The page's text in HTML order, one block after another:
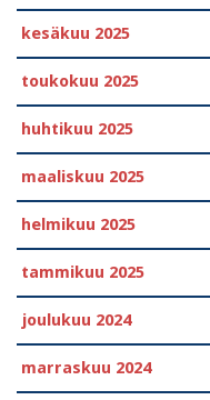
kesäkuu 2025
toukokuu 2025
huhtikuu 2025
maaliskuu 2025
helmikuu 2025
tammikuu 2025
joulukuu 2024
marraskuu 2024